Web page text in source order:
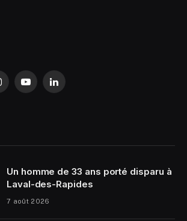
YouTubeLinkedIn
Un homme de 33 ans porté disparu à
Laval-des-Rapides
7 août 2026